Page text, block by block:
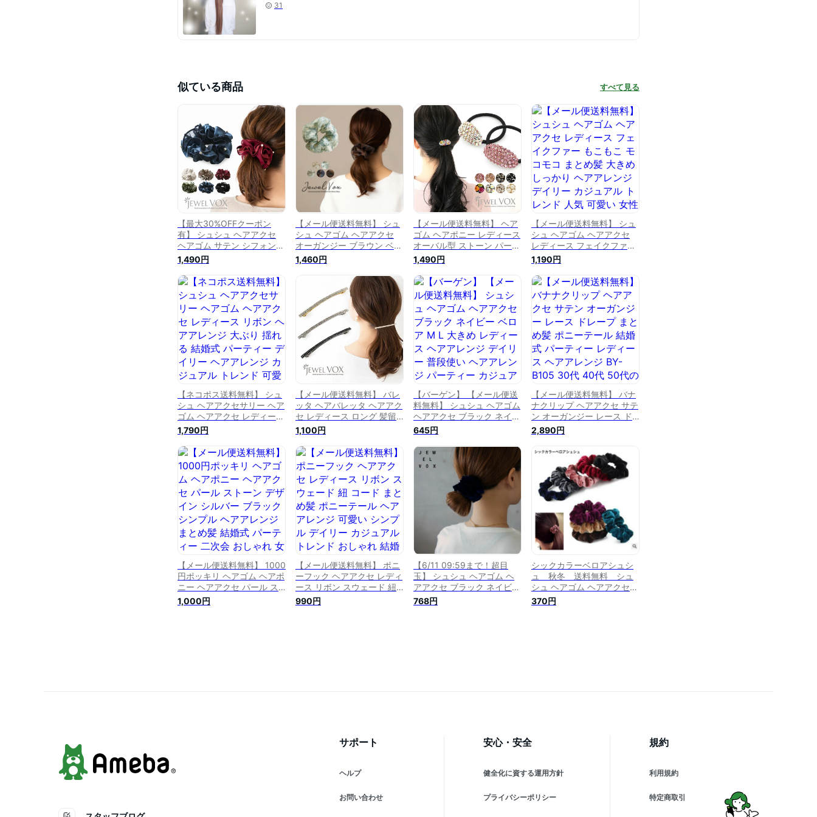
31
似ている商品 すべて見る
【最大30%OFFクーポン
有】 シュシュ ヘアアクセ
ヘアゴム サテン シフォン
パール ストーン ドレープ
まとめ髪 ポニーテール デイ
リー カジュアル シンプル
パーティー 結婚式 二次会
レディース 女性 30代 40代
50代 メール便送料無料
1,490円
【メール便送料無料】 シュ
シュ ヘアゴム ヘアアクセ
オーガンジー ブラウン ベー
ジュ ブラック ブルー アイ
ボリー レディース ヘアアレ
ンジ デイリー 普段使い カ
ジュアル トレンド 可愛い
女性 30代 40代 50代 ブラ
ンド
1,460円
【メール便送料無料】 ヘア
ゴム ヘアポニー レディース
オーバル型 ストーン パール
まとめ髪 ポニーテール シン
プル 大人 デイリー ヘアア
レンジ 結婚式 パーティー
二次会 可愛い 30代 40代
50代 女性 ブランド プレゼ
ント
1,490円
【メール便送料無料】 シュ
シュ ヘアゴム ヘアアクセ
レディース フェイクファー
もこもこ モコモコ まとめ髪
大きめ しっかり ヘアアレン
ジ デイリー カジュアル ト
レンド 人気 可愛い 女性 30
代 40代 50代 ブランド
1,190円
【ネコポス送料無料】 シュ
シュ ヘアアクセサリー ヘア
ゴム ヘアアクセ レディース
リボン ヘアアレンジ 大ぶり
揺れる 結婚式 パーティー
デイリー ヘアアレンジ カジ
ュアル トレンド 可愛い 女
性 30代 40代 50代 ブラン
ド
1,790円
【メール便送料無料】 バレ
ッタ ヘアバレッタ ヘアアク
セ レディース ロング 髪留
め ストーン ヘアアレンジ
まとめ髪 結婚式 パーティー
二次会 可愛い シンプル デ
イリー 大人 30代 40代 50
代 女性 ブランド ショート
ヘア
1,100円
【バーゲン】 【メール便送
料無料】 シュシュ ヘアゴム
ヘアアクセ ブラック ネイビ
ー ベロア M L 大きめ レデ
ィース ヘアアレンジ デイリ
ー 普段使い ヘアアレンジ
パーティー カジュアル トレ
ンド 可愛い 女性 30代 40代
50代 ベロアシュシュ
645円
【メール便送料無料】 バナ
ナクリップ ヘアアクセ サテ
ン オーガンジー レース ド
レープ まとめ髪 ポニーテー
ル 結婚式 パーティー レデ
ィース ヘアアレンジ BY-
B105 30代 40代 50代
2,890円
【メール便送料無料】 1000
円ポッキリ ヘアゴム ヘアポ
ニー ヘアアクセ パール ス
トーン デザイン シルバー
ブラック シンプル ヘアアレ
1,000円
【メール便送料無料】 ポニ
ーフック ヘアアクセ レディ
ース リボン スウェード 紐
コード まとめ髪 ポニーテー
ル ヘアアレンジ 可愛い シ
990円
【6/11 09:59まで！超目
玉】 シュシュ ヘアゴム ヘ
アアクセ ブラック ネイビー
ベロア S レディース ヘアア
レンジ デイリー 普段使い
768円
シックカラーベロアシュシ
ュ 秋冬 送料無料 シュ
シュ ヘアゴム ヘアアクセ
ビッグ 大きめ まとめ髪 ポ
ニーテール トレンド シンプ
370円
サポート
ヘルプ
お問い合わせ
安心・安全
健全化に資する運用方針
プライバシーポリシー
規約
利用規約
特定商取引